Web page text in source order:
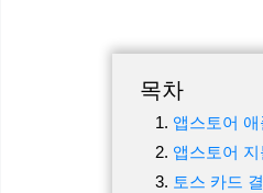
목차
앱스토어
앱스토어
토스 카드